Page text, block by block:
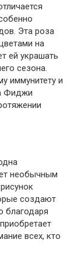
Эта роза
на
ей украшать
сезона.
иммунитету и
Фиджи
необычным
создают
благодаря
всех, кто